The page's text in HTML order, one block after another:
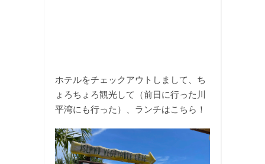
ホテルをチェックアウトしまして、ち
ょろちょろ観光して（前日に行った川
平湾にも行った）、ランチはこちら！